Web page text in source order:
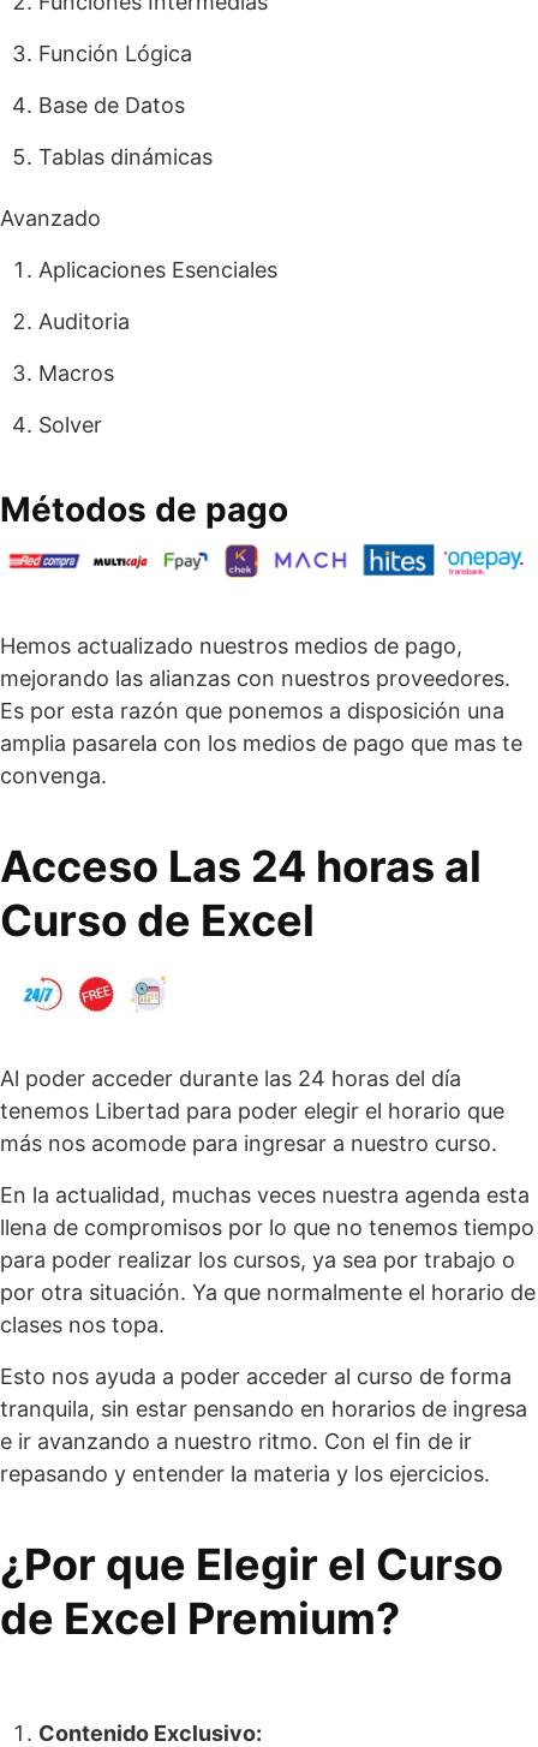
Función Lógica
Base de Datos
Tablas dinámicas
Avanzado
Aplicaciones Esenciales
Auditoria
Macros
Solver
Métodos de pago
Hemos actualizado nuestros medios de pago,
mejorando las alianzas con nuestros proveedores.
Es por esta razón que ponemos a disposición una
amplia pasarela con los medios de pago que mas te
convenga.
Acceso Las 24 horas al
Curso de Excel
Al poder acceder durante las 24 horas del día
tenemos Libertad para poder elegir el horario que
más nos acomode para ingresar a nuestro curso.
En la actualidad, muchas veces nuestra agenda esta
llena de compromisos por lo que no tenemos tiempo
para poder realizar los cursos, ya sea por trabajo o
por otra situación. Ya que normalmente el horario de
clases nos topa.
Esto nos ayuda a poder acceder al curso de forma
tranquila, sin estar pensando en horarios de ingresa
e ir avanzando a nuestro ritmo. Con el fin de ir
repasando y entender la materia y los ejercicios.
¿Por que Elegir el Curso
de Excel Premium?
Contenido Exclusivo: